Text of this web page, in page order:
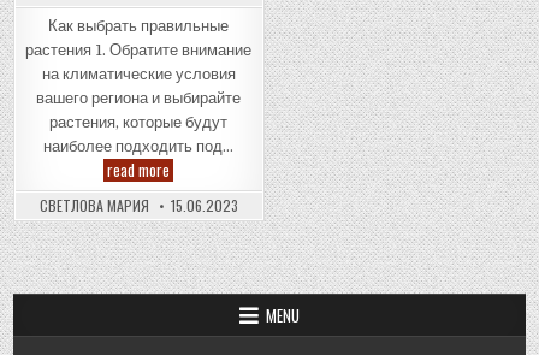
Как выбрать правильные
растения 1. Обратите внимание
на климатические условия
вашего региона и выбирайте
растения, которые будут
наиболее подходить под…
read more
сад
к
лету:
где
купить
красивые
растения
для
и
СВЕТЛОВА МАРИЯ 15.06.2023
MENU